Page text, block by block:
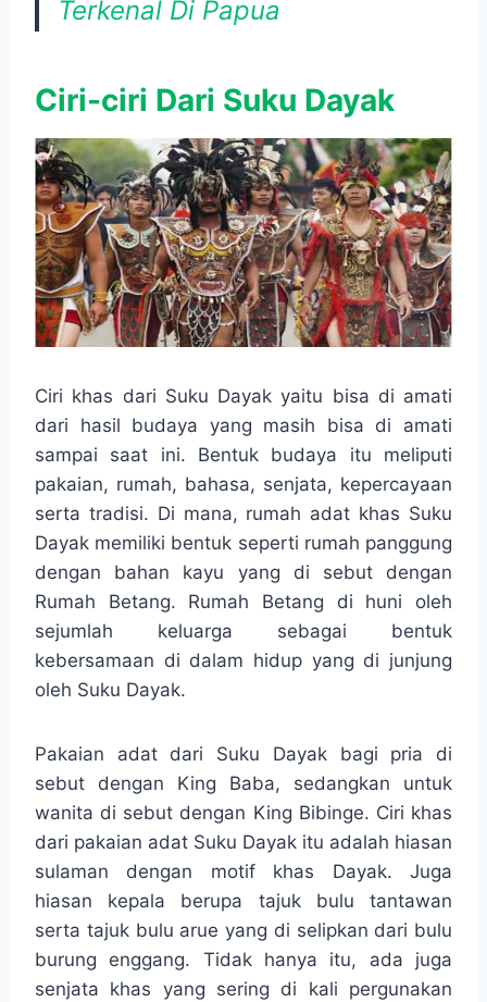
Terkenal Di Papua
Ciri-ciri Dari Suku Dayak
Ciri khas dari Suku Dayak yaitu bisa di amati
dari hasil budaya yang masih bisa di amati
sampai saat ini. Bentuk budaya itu meliputi
pakaian, rumah, bahasa, senjata, kepercayaan
serta tradisi. Di mana, rumah adat khas Suku
Dayak memiliki bentuk seperti rumah panggung
dengan bahan kayu yang di sebut dengan
Rumah Betang. Rumah Betang di huni oleh
sejumlah keluarga sebagai bentuk
kebersamaan di dalam hidup yang di junjung
oleh Suku Dayak.
Pakaian adat dari Suku Dayak bagi pria di
sebut dengan King Baba, sedangkan untuk
wanita di sebut dengan King Bibinge. Ciri khas
dari pakaian adat Suku Dayak itu adalah hiasan
sulaman dengan motif khas Dayak. Juga
hiasan kepala berupa tajuk bulu tantawan
serta tajuk bulu arue yang di selipkan dari bulu
burung enggang. Tidak hanya itu, ada juga
senjata khas yang sering di kali pergunakan